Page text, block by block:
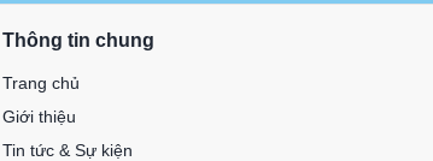
Thông tin chung
Trang chủ
Giới thiệu
Tin tức & Sự kiện